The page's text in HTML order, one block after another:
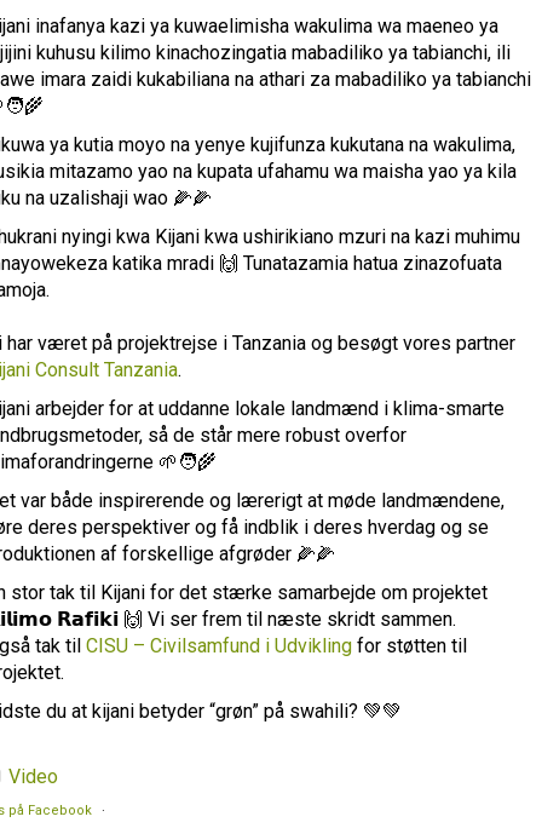
inafanya kazi ya kuwaelimisha wakulima wa maeneo ya
kuhusu kilimo kinachozingatia mabadiliko ya tabianchi, ili
imara zaidi kukabiliana na athari za mabadiliko ya tabianchi
ya kutia moyo na yenye kujifunza kukutana na wakulima,
mitazamo yao na kupata ufahamu wa maisha yao ya kila
na uzalishaji wao 🌽🌽
nyingi kwa Kijani kwa ushirikiano mzuri na kazi muhimu
katika mradi 🙌 Tunatazamia hatua zinazofuata
har været på projektrejse i Tanzania og besøgt vores partner
Consult Tanzania.
arbejder for at uddanne lokale landmænd i klima-smarte
så de står mere robust overfor
🌱🧑‍🌾
var både inspirerende og lærerigt at møde landmændene,
deres perspektiver og få indblik i deres hverdag og se
af forskellige afgrøder 🌽🌽
stor tak til Kijani for det stærke samarbejde om projektet
𝗥𝗮𝗳𝗶𝗸𝗶 🙌 Vi ser frem til næste skridt sammen.
tak til CISU – Civilsamfund i Udvikling for støtten til
du at kijani betyder “grøn” på swahili? 💚💚
Video
på Facebook
·